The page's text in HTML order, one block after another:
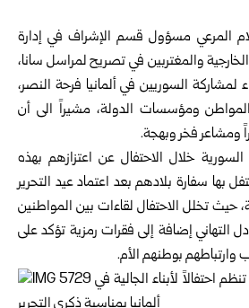
المرعي مسؤول قسم الإشراف في إدارة
والمغتربين في تصريح لمراسل سانا،
لمشاركة السوريين في ألمانيا فرحة النصر،
المواطن ومؤسسات الدولة، مشيراً الى أن
ومشاعر فخر وبهجة.
السورية خلال الاحتفال عن اعتزازهم بهذه
بها سفارة بلادهم بعد اعتماد عيد التحرير
حيث تخلل الاحتفال لقاءات بين المواطنين
التهاني إضافة إلى فقرات رمزية تؤكد على
وارتباطهم بوطنهم الأم.